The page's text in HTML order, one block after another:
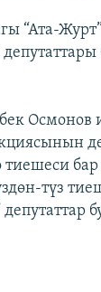
“Ата-
Осмонов
бар
түз